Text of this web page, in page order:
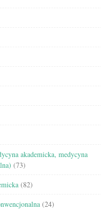
akademicka, medycyna
(73)
(82)
(24)